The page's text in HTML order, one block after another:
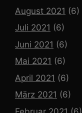
August 2021 (6)
Juli 2021 (6)
Juni 2021 (6)
Mai 2021 (6)
April 2021 (6)
März 2021 (6)